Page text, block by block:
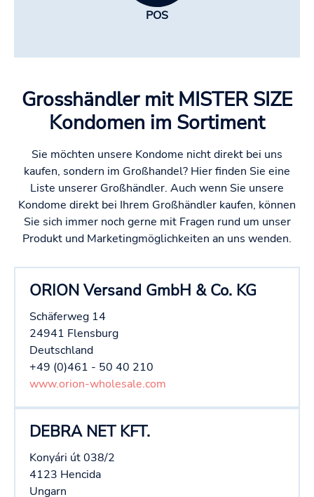
POS
Grosshändler mit MISTER SIZE
Kondomen im Sortiment
Sie möchten unsere Kondome nicht direkt bei uns
kaufen, sondern im Großhandel? Hier finden Sie eine
Liste unserer Großhändler. Auch wenn Sie unsere
Kondome direkt bei Ihrem Großhändler kaufen, können
Sie sich immer noch gerne mit Fragen rund um unser
Produkt und Marketingmöglichkeiten an uns wenden.
ORION Versand GmbH & Co. KG
Schäferweg 14
24941 Flensburg
Deutschland
+49 (0)461 - 50 40 210
www.orion-wholesale.com
DEBRA NET KFT.
Konyári út 038/2
4123 Hencida
Ungarn